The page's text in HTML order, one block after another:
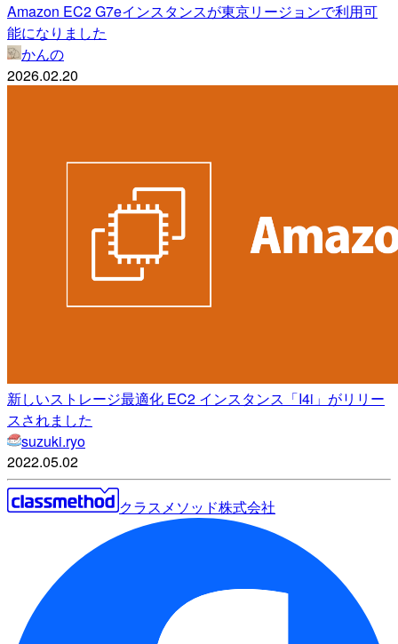
Amazon EC2 G7eインスタンスが東京リージョンで利用可
能になりました
かんの
2026.02.20
新しいストレージ最適化 EC2 インスタンス「I4i」がリリー
スされました
suzuki.ryo
2022.05.02
クラスメソッド株式会社